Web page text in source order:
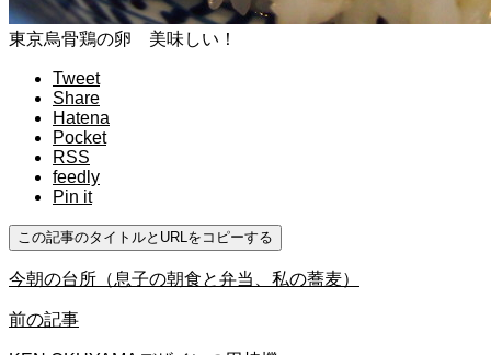
東京烏骨鶏の卵 美味しい！
Tweet
Share
Hatena
Pocket
RSS
feedly
Pin it
この記事のタイトルとURLをコピーする
今朝の台所（息子の朝食と弁当、私の蕎麦）
前の記事